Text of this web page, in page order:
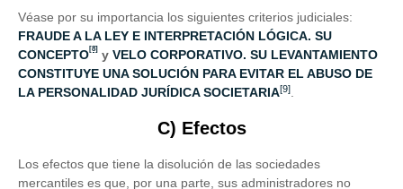
Véase por su importancia los siguientes criterios judiciales:
FRAUDE A LA LEY E INTERPRETACIÓN LÓGICA. SU
CONCEPTO[8] y VELO CORPORATIVO. SU LEVANTAMIENTO
CONSTITUYE UNA SOLUCIÓN PARA EVITAR EL ABUSO DE
LA PERSONALIDAD JURÍDICA SOCIETARIA[9]
C) Efectos
Los efectos que tiene la disolución de las sociedades
mercantiles es que, por una parte, sus administradores no